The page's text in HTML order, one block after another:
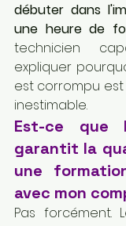
débuter dans
une heure de
technicien
expliquer
est corrompu
inestimable.
Est-ce que
garantit la
une
avec mon
Pas forcément.